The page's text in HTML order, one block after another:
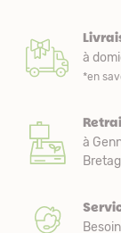
à
*en
à